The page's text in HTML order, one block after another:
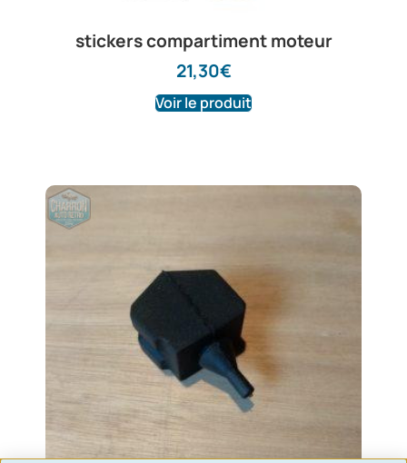
stickers compartiment moteur
21,30€
Voir le produit